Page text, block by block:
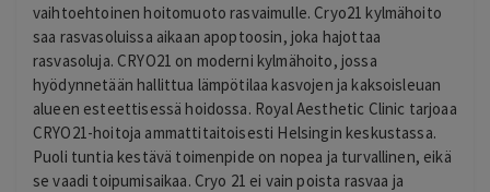
vaihtoehtoinen hoitomuoto rasvaimulle. Cryo21 kylmähoito
saa rasvasoluissa aikaan apoptoosin, joka hajottaa
rasvasoluja. CRYO21 on moderni kylmähoito, jossa
hyödynnetään hallittua lämpötilaa kasvojen ja kaksoisleuan
alueen esteettisessä hoidossa. Royal Aesthetic Clinic tarjoaa
CRYO21-hoitoja ammattitaitoisesti Helsingin keskustassa.
Puoli tuntia kestävä toimenpide on nopea ja turvallinen, eikä
se vaadi toipumisaikaa. Cryo 21 ei vain poista rasvaa ja